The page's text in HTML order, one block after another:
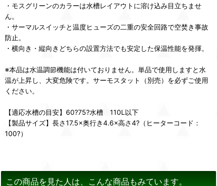
・モスグリーンのカラーは水槽レイアウトに溶け込み目立ちませ
ん。
・サーマルスイッチと温度ヒューズの二重の安全回路で空焚き事故
防止。
・横向き・縦向きどちらの設置方法でも安定した保温性能を発揮。
※本品は水温調節機能は付いておりません。単品で使用しますと水
温が上昇し、大変危険です。サーモスタット（別売）を必ずご使用
ください。
【適応水槽の目安】60?75?水槽 110L以下
【製品サイズ】長さ17.5×奥行き4.6×高さ4?（ヒーターコード：
100?）
この商品を見た人は、こんな商品もみています。